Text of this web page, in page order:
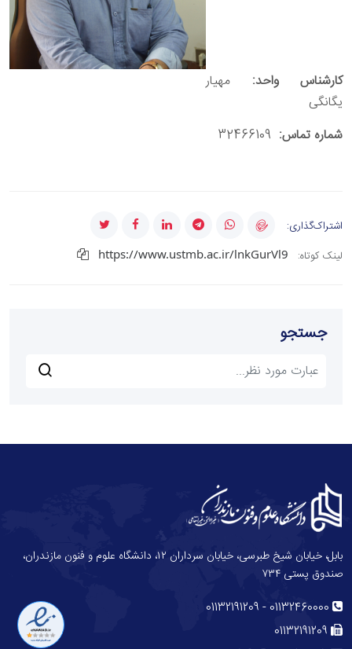
کارشناس واحد: مهیار
یگانگی
شماره تماس:
اشتراک‌گذاری:
لینک کوتاه:
https://www.ustmb.ac.ir/lnkGurVl9
جستجو
بابل، خیابان شیخ طبرسی، خیابان سرداران ۱۲، دانشگاه علوم و فنون مازندران،
صندوق پستی ۷۳۴
01132460000
-
01132191209
01132191209